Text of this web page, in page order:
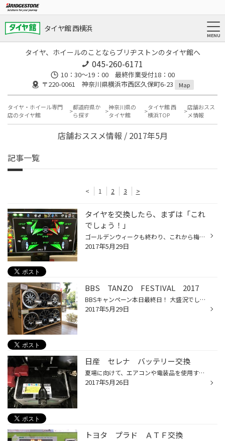
タイヤ館 西横浜
タイヤ、ホイールのことならブリヂストンのタイヤ館へ
045-260-6171
10：30～19：00 最終作業受付18：00
〒220-0061 神奈川県横浜市西区久保町6-23
Map
タイヤ・ホイール専門
店のタイヤ館
都道府県か
ら探す
神奈川県の
タイヤ館
タイヤ館 西
横浜TOP
店舗おスス
メ情報
店舗おススメ情報 / 2017年5月
記事一覧
< 1 2 3 >
タイヤを交換したら、まずは「これ
でしょう！」
ゴールデンウィークも終わり、これから梅雨やお盆と 車を使用する機会が増えると思います。 なので、点検にディーラー等へ・・・・・ もう、タイヤの溝が・・とかヒビ割れが・・・とか言われた事ないですか？ それなら、タイヤ交換しなければ。 ただ、タイヤは交換だけでは「本来の性能」を活かしき...
2017年5月29日
BBS TANZO FESTIVAL 2017
BBSキャンペーン本日最終日！ 大盛況でした！ イベント終了後でもサンプル展示中です！ お気軽にお見積り＆ご相談くださいね！！
2017年5月29日
日産 セレナ バッテリー交換
夏場に向けて、エアコンや電装品を使用する機会が増えてくると思います。 日頃から定期的におクルマの点検はされてますか？ 特にバッテリーは何気なく駐車している間でも 電気を消耗させています。 このように放電している時間が長いと バッテリーに十分な電気が確保できず、突然のバッテリー上がり...
2017年5月26日
トヨタ プラド ＡＴＦ交換